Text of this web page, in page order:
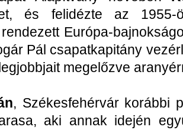
és felidézte az
Európa-
Pál csapatkapitány
megelőzve
, Székesfehérvár korábbi
aki annak idején